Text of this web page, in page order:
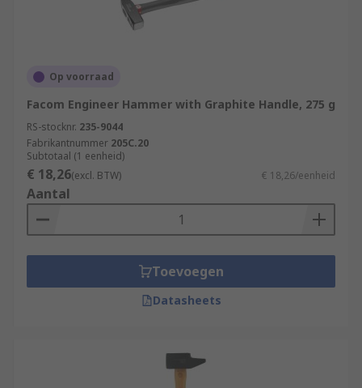
Op voorraad
Facom Engineer Hammer with Graphite Handle, 275 g
RS-stocknr. 235-9044
Fabrikantnummer 205C.20
Subtotaal (1 eenheid)
€ 18,26(excl. BTW) € 18,26/eenheid
Aantal
Toevoegen
Datasheets